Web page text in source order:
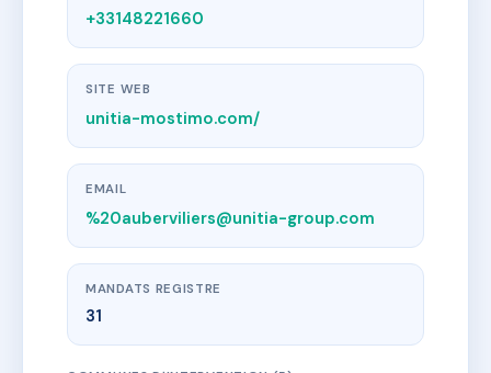
+33148221660
SITE WEB
unitia-mostimo.com/
EMAIL
%20auberviliers@unitia-group.com
MANDATS REGISTRE
31